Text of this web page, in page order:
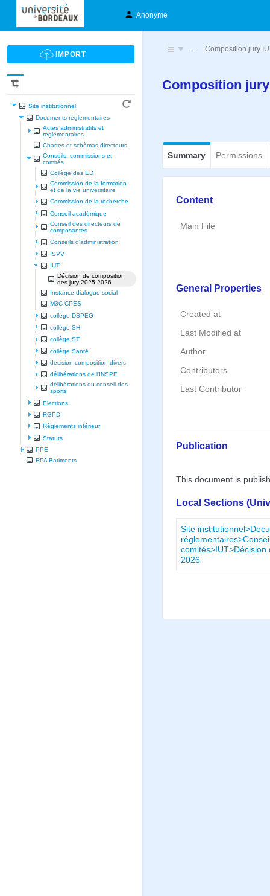
Anonyme
Site institutionnel
Documents réglementaires
Actes administratifs et
réglementaires
Chartes et schèmas directeurs
Conseils, commissions et
comités
Collège des ED
Commission de la formation
et de la vie universitaire
Commission de la recherche
Conseil académique
Conseil des directeurs de
composantes
Conseils d'administration
ISVV
IUT
Décision de composition
des jury 2025-2026
Instance dialogue social
M3C CPES
collège DSPEG
collège SH
collège ST
collège Santé
decision composition divers
délibérations de l'INSPE
délibérations du conseil des
sports
Elections
RGPD
Règlements intérieur
Statuts
PPE
RPA Bâtiments
… Composition jury
Composition
Summary Permissions
Content
Main File
General Properties
Created at
Last Modified at
Author
Contributors
Last Contributor
Publication
This document is
Local Sections
Site
2026